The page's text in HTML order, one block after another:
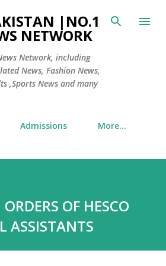
to main content
NETWORK
Network, including
News, Fashion News,
,Sports News and many
Admissions More…
OF HESCO
ASSISTANTS